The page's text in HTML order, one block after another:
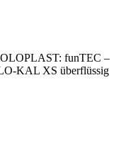
funTEC –
KAL XS überflüssig